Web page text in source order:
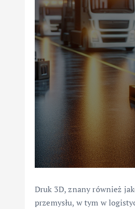
Druk 3D, znany również
przemysłu, w tym w